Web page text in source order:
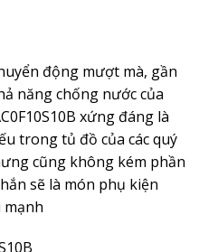
động mượt mà, gần
năng chống nước của
xứng đáng là
trong tủ đồ của các quý
cũng không kém phần
sẽ là món phụ kiện
mạnh